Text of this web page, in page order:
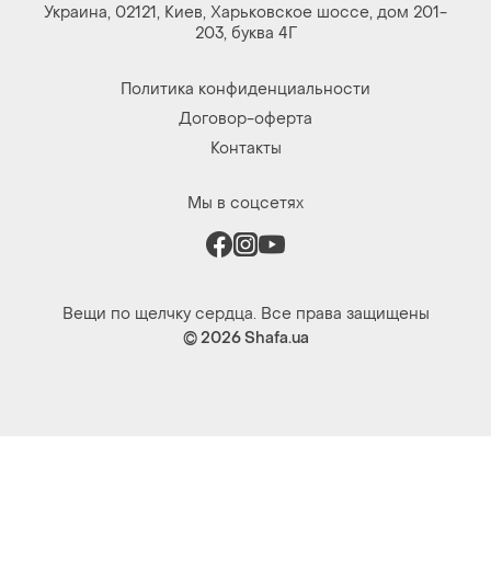
Украина, 02121, Киев, Харьковское шоссе, дом 201-
203, буква 4Г
Политика конфиденциальности
Договор-оферта
Контакты
Мы в соцсетях
Вещи по щелчку сердца. Все права защищены
© 2026Shafa.ua